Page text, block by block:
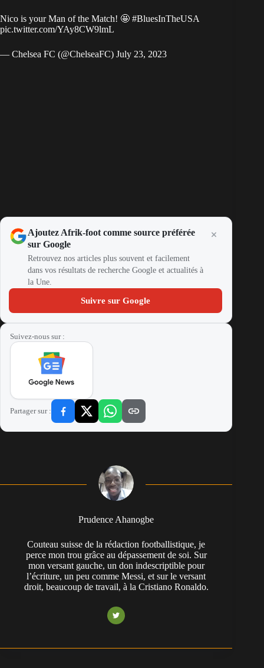
Nico is your Man of the Match! 🤩 #BluesInTheUSA
pic.twitter.com/YAy8CW9lmL
— Chelsea FC (@ChelseaFC) July 23, 2023
Ajoutez Afrik-foot comme source préférée
sur Google
Retrouvez nos articles plus souvent et facilement
dans vos résultats de recherche Google et actualités à
la Une.
Suivre sur Google
Suivez-nous sur :
Partager sur :
Prudence Ahanogbe
Couteau suisse de la rédaction footballistique, je
perce mon trou grâce au dépassement de soi. Sur
mon versant gauche, un don indescriptible pour
l’écriture, un peu comme Messi, et sur le versant
droit, beaucoup de travail, à la Cristiano Ronaldo.